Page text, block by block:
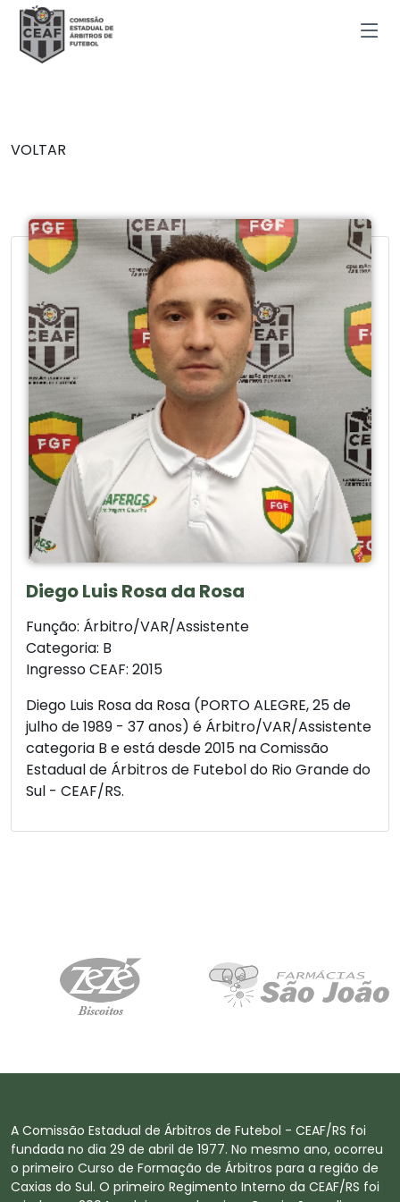
VOLTAR
Diego Luis Rosa da Rosa
Função: Árbitro/VAR/Assistente
Categoria: B
Ingresso CEAF: 2015
Diego Luis Rosa da Rosa (PORTO ALEGRE, 25 de
julho de 1989 - 37 anos) é Árbitro/VAR/Assistente
categoria B e está desde 2015 na Comissão
Estadual de Árbitros de Futebol do Rio Grande do
Sul - CEAF/RS.
A Comissão Estadual de Árbitros de Futebol - CEAF/RS foi
fundada no dia 29 de abril de 1977. No mesmo ano, ocorreu
o primeiro Curso de Formação de Árbitros para a região de
Caxias do Sul. O primeiro Regimento Interno da CEAF/RS foi